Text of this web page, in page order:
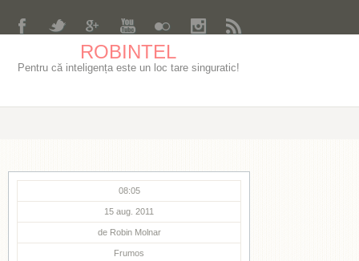
ROBINTEL
Pentru că inteligența este un loc tare singuratic!
08:05
15 aug. 2011
de Robin Molnar
Frumos